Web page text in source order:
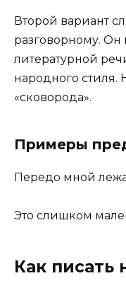
Второй вариант
разговорному. Он
литературной
народного стиля.
«сковорода».
Примеры
Передо мной
Это слишком
Как писать